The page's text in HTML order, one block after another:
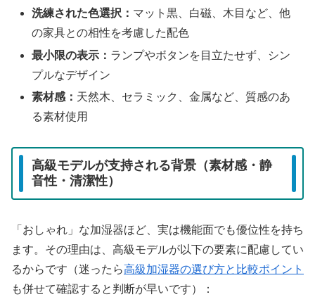
洗練された色選択： マット黒、白磁、木目など、他
の家具との相性を考慮した配色
最小限の表示： ランプやボタンを目立たせず、シン
プルなデザイン
素材感： 天然木、セラミック、金属など、質感のあ
る素材使用
高級モデルが支持される背景（素材感・静
音性・清潔性）
「おしゃれ」な加湿器ほど、実は機能面でも優位性を持ち
ます。その理由は、高級モデルが以下の要素に配慮してい
るからです（迷ったら高級加湿器の選び方と比較ポイント
も併せて確認すると判断が早いです）：